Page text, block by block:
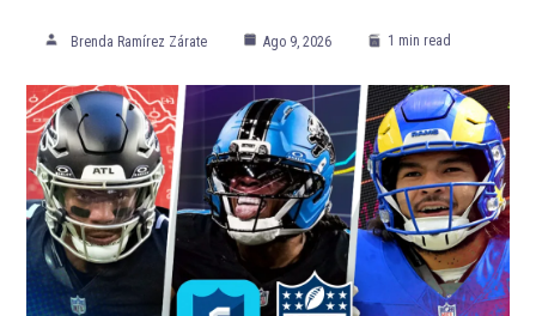
Brenda Ramírez Zárate Ago 9, 2026 1 min read